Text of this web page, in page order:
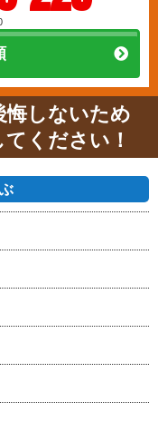
悔しないため
ください！